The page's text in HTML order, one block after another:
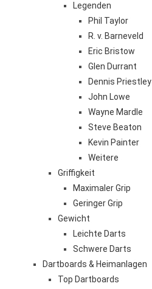
Legenden
Phil Taylor
R. v. Barneveld
Eric Bristow
Glen Durrant
Dennis Priestley
John Lowe
Wayne Mardle
Steve Beaton
Kevin Painter
Weitere
Griffigkeit
Maximaler Grip
Geringer Grip
Gewicht
Leichte Darts
Schwere Darts
Dartboards & Heimanlagen
Top Dartboards